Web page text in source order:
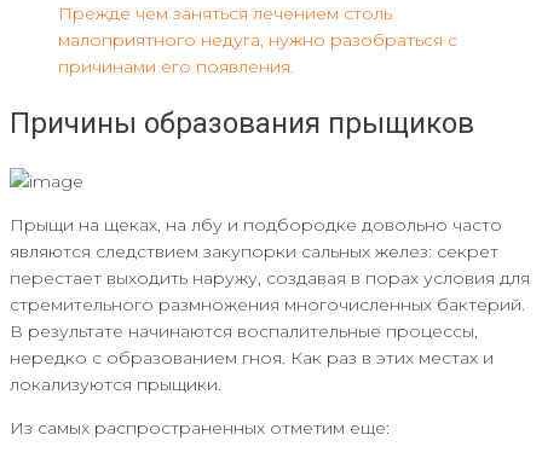
Прежде чем заняться лечением столь
малоприятного недуга, нужно разобраться с
причинами его появления.
Причины образования прыщиков
Прыщи на щеках, на лбу и подбородке довольно часто
являются следствием закупорки сальных желез: секрет
перестает выходить наружу, создавая в порах условия для
стремительного размножения многочисленных бактерий.
В результате начинаются воспалительные процессы,
нередко с образованием гноя. Как раз в этих местах и
локализуются прыщики.
Из самых распространенных отметим еще: